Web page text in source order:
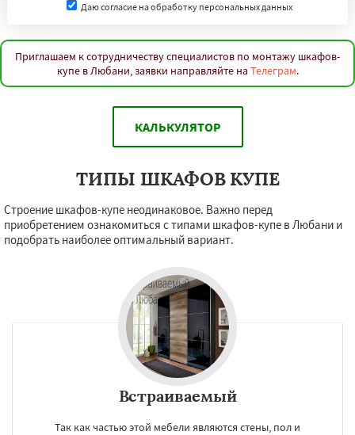
Даю согласие на обработку персональных данных
Приглашаем к сотрудничеству специалистов по монтажу шкафов-
купе в Любани, заявки направляйте на Телеграм.
КАЛЬКУЛЯТОР
ТИПЫ ШКАФОВ КУПЕ
Строение шкафов-купе неодинаковое. Важно перед
приобретением ознакомиться с типами шкафов-купе в Любани и
подобрать наиболее оптимальный вариант.
Встраиваемый
Так как частью этой мебели являются стены, пол и